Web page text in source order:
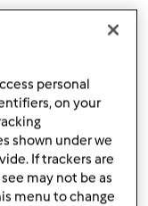
usar 50%
personal
on your
shown under we
If trackers are
may not be as
menu to change